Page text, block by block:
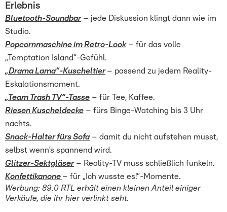
Erlebnis
Bluetooth-Soundbar– jede Diskussion klingt dann wie im
Studio.
Popcornmaschine im Retro-Look– für das volle
„Temptation Island“-Gefühl.
„Drama Lama“-Kuscheltier – passend zu jedem Reality-
Eskalationsmoment.
„Team Trash TV“-Tasse – für Tee, Kaffee.
Riesen Kuscheldecke – fürs Binge-Watching bis 3 Uhr
nachts.
Snack-Halter fürs Sofa – damit du nicht aufstehen musst,
selbst wenn’s spannend wird.
Glitzer-Sektgläser– Reality-TV muss schließlich funkeln.
Konfettikanone – für „Ich wusste es!“-Momente.
Werbung: 89.0 RTL erhält einen kleinen Anteil einiger
Verkäufe, die ihr hier verlinkt seht.